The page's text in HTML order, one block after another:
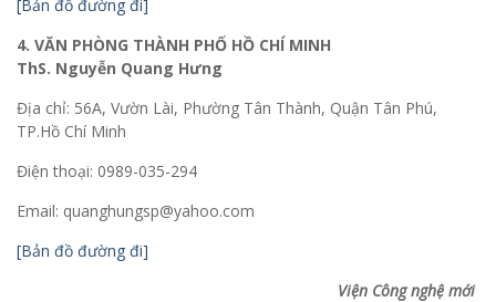
[Bản đồ đường đi]
4. VĂN PHÒNG THÀNH PHỐ HỒ CHÍ MINH
ThS. Nguyễn Quang Hưng
Địa chỉ: 56A, Vườn Lài, Phường Tân Thành, Quận Tân Phú,
TP.Hồ Chí Minh
Điện thoại: 0989-035-294
Email: quanghungsp@yahoo.com
[Bản đồ đường đi]
Viện Công nghệ mới